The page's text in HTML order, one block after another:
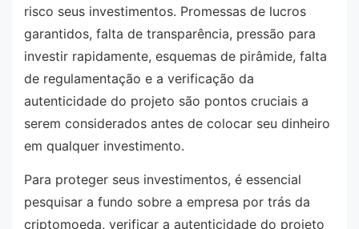
risco seus investimentos. Promessas de lucros
garantidos, falta de transparência, pressão para
investir rapidamente, esquemas de pirâmide, falta
de regulamentação e a verificação da
autenticidade do projeto são pontos cruciais a
serem considerados antes de colocar seu dinheiro
em qualquer investimento.
Para proteger seus investimentos, é essencial
pesquisar a fundo sobre a empresa por trás da
criptomoeda, verificar a autenticidade do projeto